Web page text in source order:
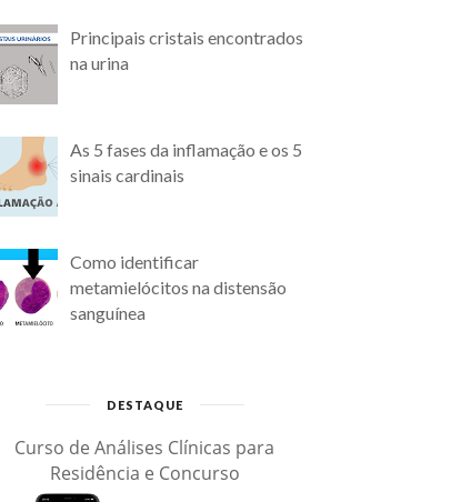
Principais cristais encontrados
na urina
As 5 fases da inflamação e os 5
sinais cardinais
Como identificar
metamielócitos na distensão
sanguínea
DESTAQUE
Curso de Análises Clínicas para
Residência e Concurso